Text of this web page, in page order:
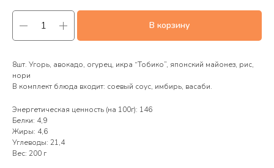
В корзину
8шт. Угорь, авокадо, огурец, икра “Тобико”, японский майонез, рис,
нори
В комплект блюда входит: соевый соус, имбирь, васаби.
Энергетическая ценность (на 100г): 146
Белки: 4,9
Жиры: 4,6
Углеводы: 21,4
Вес: 200 г